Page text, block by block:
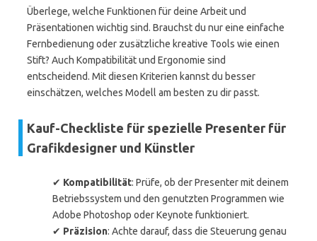
Überlege, welche Funktionen für deine Arbeit und
Präsentationen wichtig sind. Brauchst du nur eine einfache
Fernbedienung oder zusätzliche kreative Tools wie einen
Stift? Auch Kompatibilität und Ergonomie sind
entscheidend. Mit diesen Kriterien kannst du besser
einschätzen, welches Modell am besten zu dir passt.
Kauf-Checkliste für spezielle Presenter für
Grafikdesigner und Künstler
✔ Kompatibilität: Prüfe, ob der Presenter mit deinem
Betriebssystem und den genutzten Programmen wie
Adobe Photoshop oder Keynote funktioniert.
✔ Präzision: Achte darauf, dass die Steuerung genau